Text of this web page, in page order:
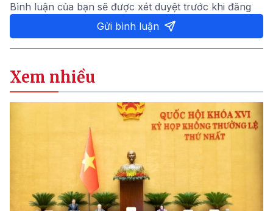
Bình luận của bạn sẽ được xét duyệt trước khi đăng
Gửi bình luận
Xem nhiều